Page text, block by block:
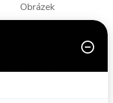
Obrázek
Vícebarevný,